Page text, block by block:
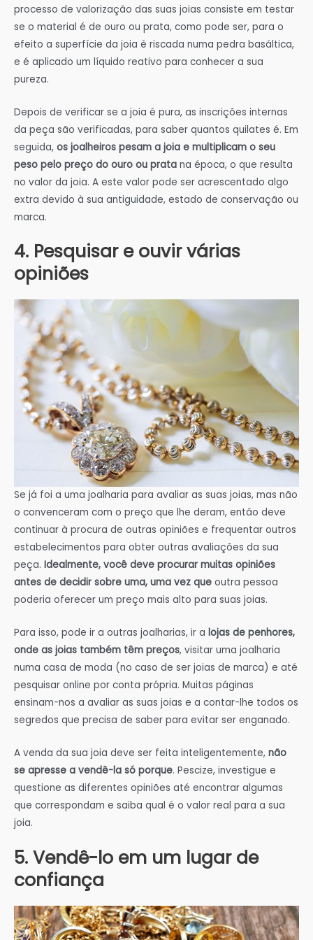
processo de valorização das suas joias consiste em testar
se o material é de ouro ou prata, como pode ser, para o
efeito a superfície da joia é riscada numa pedra basáltica,
e é aplicado um líquido reativo para conhecer a sua
pureza.
Depois de verificar se a joia é pura, as inscrições internas
da peça são verificadas, para saber quantos quilates é. Em
seguida, os joalheiros pesam a joia e multiplicam o seu
peso pelo preço do ouro ou prata na época, o que resulta
no valor da joia. A este valor pode ser acrescentado algo
extra devido à sua antiguidade, estado de conservação ou
marca.
4. Pesquisar e ouvir várias
opiniões
Se já foi a uma joalharia para avaliar as suas joias, mas não
o convenceram com o preço que lhe deram, então deve
continuar à procura de outras opiniões e frequentar outros
estabelecimentos para obter outras avaliações da sua
peça. Idealmente, você deve procurar muitas opiniões
antes de decidir sobre uma, uma vez que outra pessoa
poderia oferecer um preço mais alto para suas joias.
Para isso, pode ir a outras joalharias, ir a lojas de penhores,
onde as joias também têm preços, visitar uma joalharia
numa casa de moda (no caso de ser joias de marca) e até
pesquisar online por conta própria. Muitas páginas
ensinam-nos a avaliar as suas joias e a contar-lhe todos os
segredos que precisa de saber para evitar ser enganado.
A venda da sua joia deve ser feita inteligentemente, não
se apresse a vendê-la só porque. Pescize, investigue e
questione as diferentes opiniões até encontrar algumas
que correspondam e saiba qual é o valor real para a sua
joia.
5. Vendê-lo em um lugar de
confiança